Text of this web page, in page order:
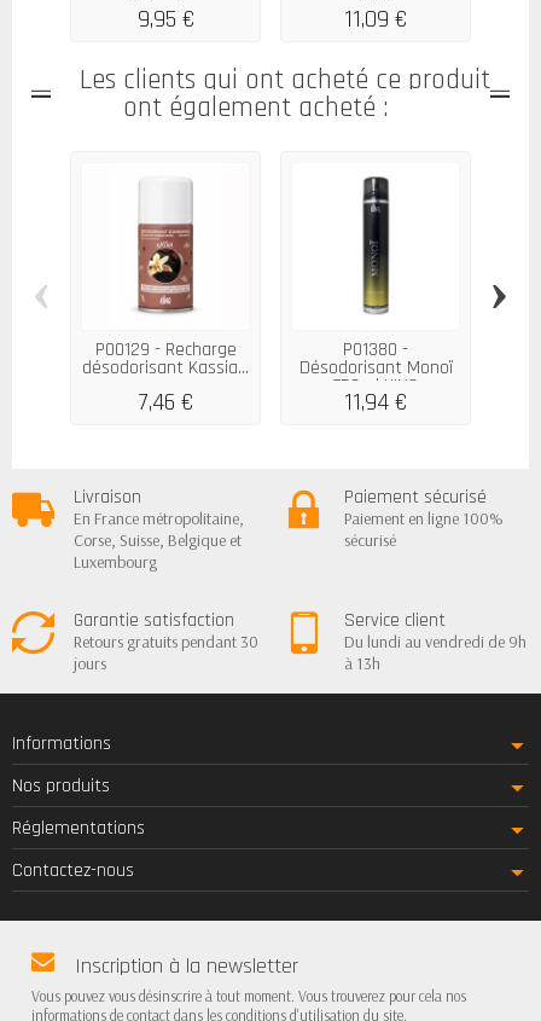
9,95 € 11,09 €
Les clients qui ont acheté ce produit
ont également acheté :
P00129 - Recharge
désodorisant Kassia...
7,46 €
P01380 -
Désodorisant Monoï
750ml KING
11,94 €
‹ ›
Livraison
En France métropolitaine,
Corse, Suisse, Belgique et
Luxembourg
Paiement sécurisé
Paiement en ligne 100%
sécurisé
Garantie satisfaction
Retours gratuits pendant 30
jours
Service client
Du lundi au vendredi de 9h
à 13h
Informations
Nos produits
Réglementations
Contactez-nous
Inscription à la newsletter
Vous pouvez vous désinscrire à tout moment. Vous trouverez pour cela nos
informations de contact dans les conditions d'utilisation du site.